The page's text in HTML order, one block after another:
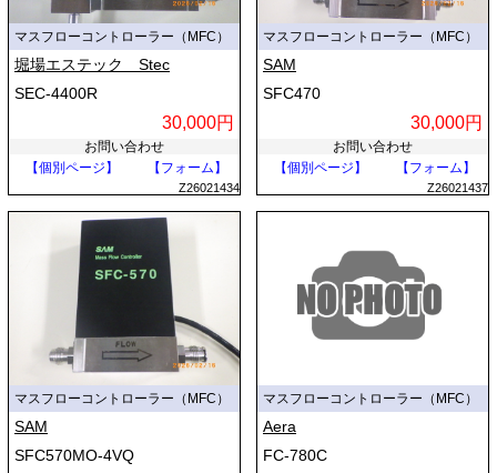
マスフローコントローラー（MFC）
堀場エステック Stec
SEC-4400R
30,000円
お問い合わせ
【個別ページ】
【フォーム】
Z26021434
マスフローコントローラー（MFC）
SAM
SFC470
30,000円
お問い合わせ
【個別ページ】
【フォーム】
Z26021437
マスフローコントローラー（MFC）
SAM
SFC570MO-4VQ
マスフローコントローラー（MFC）
Aera
FC-780C